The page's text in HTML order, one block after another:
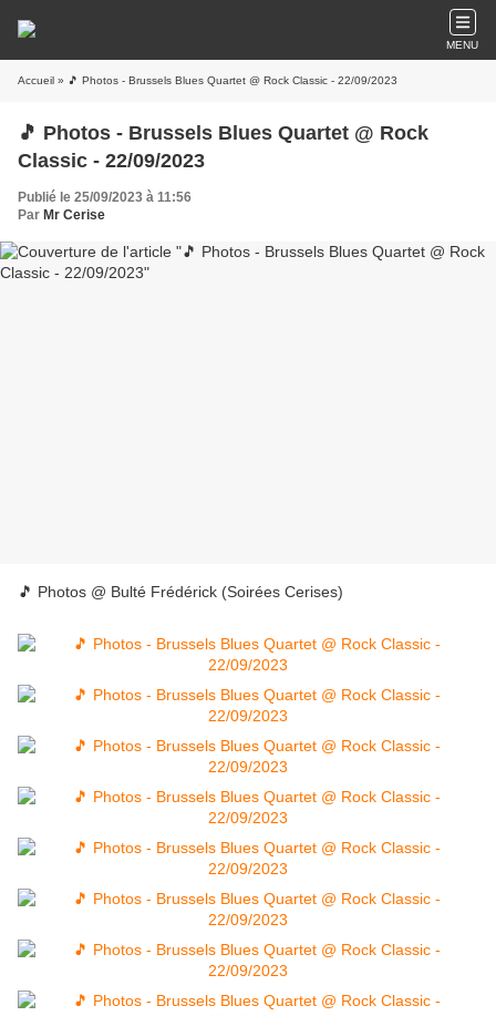
MENU
Accueil » 🎵 Photos - Brussels Blues Quartet @ Rock Classic - 22/09/2023
🎵 Photos - Brussels Blues Quartet @ Rock
Classic - 22/09/2023
Publié le 25/09/2023 à 11:56
Par Mr Cerise
🎵 Photos @ Bulté Frédérick (Soirées Cerises)